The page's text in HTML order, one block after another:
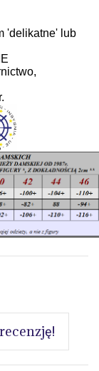
'delikatne' lub